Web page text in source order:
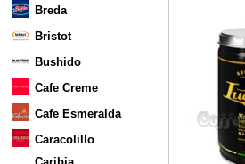
Breda
Bristot
Bushido
Cafe Creme
Cafe Esmeralda
Caracolillo